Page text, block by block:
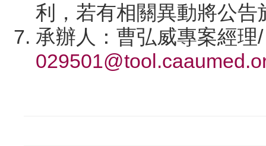
利，若有相關異動將公告
承辦人：曹弘威專案經